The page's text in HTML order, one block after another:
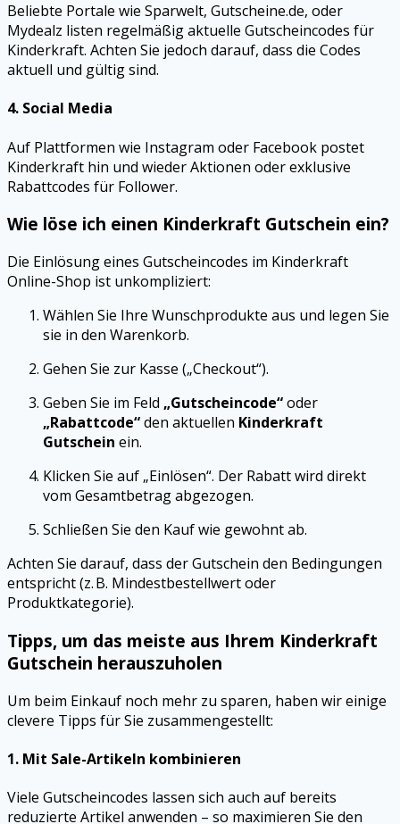
Beliebte Portale wie Sparwelt, Gutscheine.de, oder
Mydealz listen regelmäßig aktuelle Gutscheincodes für
Kinderkraft. Achten Sie jedoch darauf, dass die Codes
aktuell und gültig sind.
4. Social Media
Auf Plattformen wie Instagram oder Facebook postet
Kinderkraft hin und wieder Aktionen oder exklusive
Rabattcodes für Follower.
Wie löse ich einen Kinderkraft Gutschein ein?
Die Einlösung eines Gutscheincodes im Kinderkraft
Online-Shop ist unkompliziert:
Wählen Sie Ihre Wunschprodukte aus und legen Sie
sie in den Warenkorb.
Gehen Sie zur Kasse („Checkout“).
Geben Sie im Feld „Gutscheincode“oder
„Rabattcode“den aktuellen Kinderkraft
Gutschein ein.
Klicken Sie auf „Einlösen“. Der Rabatt wird direkt
vom Gesamtbetrag abgezogen.
Schließen Sie den Kauf wie gewohnt ab.
Achten Sie darauf, dass der Gutschein den Bedingungen
entspricht (z. B. Mindestbestellwert oder
Produktkategorie).
Tipps, um das meiste aus Ihrem Kinderkraft
Gutschein herauszuholen
Um beim Einkauf noch mehr zu sparen, haben wir einige
clevere Tipps für Sie zusammengestellt:
1. Mit Sale-Artikeln kombinieren
Viele Gutscheincodes lassen sich auch auf bereits
reduzierte Artikel anwenden – so maximieren Sie den